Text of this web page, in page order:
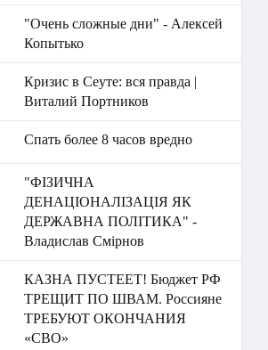
"Очень сложные дни" - Алексей
Копытько
Кризис в Сеуте: вся правда |
Виталий Портников
Спать более 8 часов вредно
"ФІЗИЧНА
ДЕНАЦІОНАЛІЗАЦІЯ ЯК
ДЕРЖАВНА ПОЛІТИКА" -
Владислав Смірнов
КАЗНА ПУСТЕЕТ! Бюджет РФ
ТРЕЩИТ ПО ШВАМ. Россияне
ТРЕБУЮТ ОКОНЧАНИЯ
«СВО»